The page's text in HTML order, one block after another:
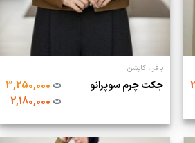
پافر ، کاپشن
جکت چرم سوپرانو ت3,250,000
ت